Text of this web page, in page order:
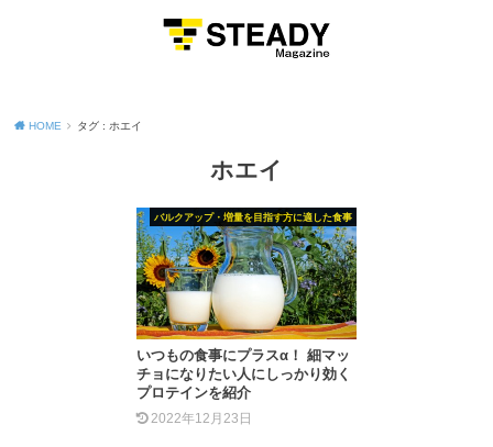
HOME タグ : ホエイ
ホエイ
バルクアップ・増量を目指す方に適した食事
いつもの食事にプラスα！ 細マッ
チョになりたい人にしっかり効く
プロテインを紹介
2022年12月23日